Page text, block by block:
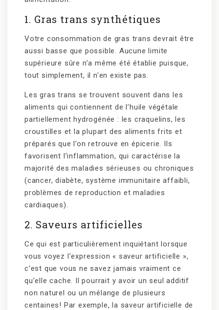
1. Gras trans synthétiques
Votre consommation de gras trans devrait être
aussi basse que possible. Aucune limite
supérieure sûre n’a même été établie puisque,
tout simplement, il n’en existe pas.
Les gras trans se trouvent souvent dans les
aliments qui contiennent de l’huile végétale
partiellement hydrogénée : les craquelins, les
croustilles et la plupart des aliments frits et
préparés que l’on retrouve en épicerie. Ils
favorisent l’inflammation, qui caractérise la
majorité des maladies sérieuses ou chroniques
(cancer, diabète, système immunitaire affaibli,
problèmes de reproduction et maladies
cardiaques).
2. Saveurs artificielles
Ce qui est particulièrement inquiétant lorsque
vous voyez l’expression « saveur artificielle »,
c’est que vous ne savez jamais vraiment ce
qu’elle cache. Il pourrait y avoir un seul additif
non naturel ou un mélange de plusieurs
centaines! Par exemple, la saveur artificielle de